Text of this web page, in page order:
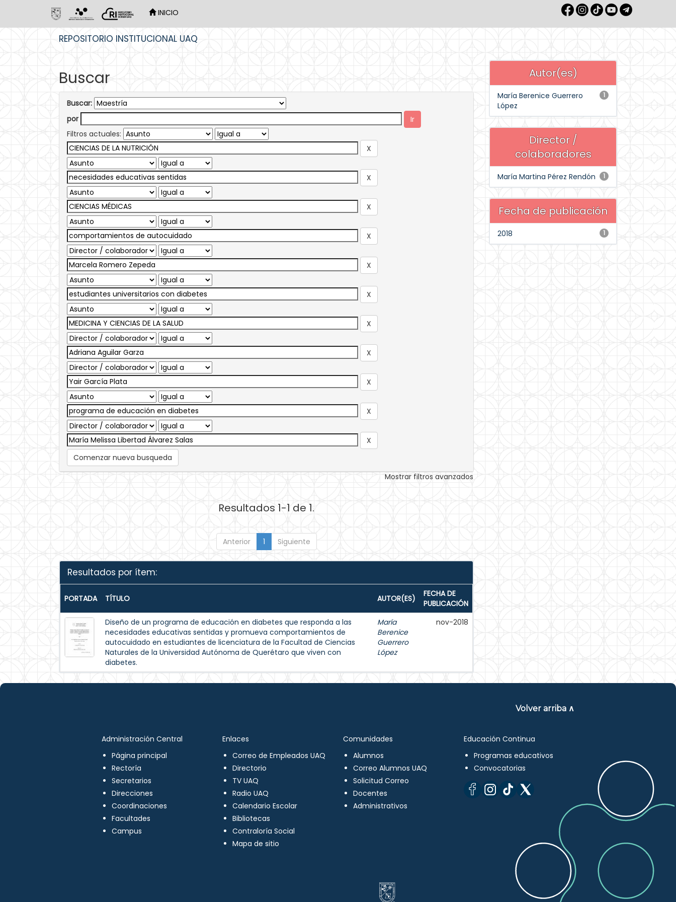
INICIO
REPOSITORIO INSTITUCIONAL UAQ
Buscar
Buscar:
por
Filtros actuales:
Comenzar nueva busqueda
Mostrar filtros avanzados
Resultados 1-1 de 1.
Anterior 1 Siguiente
Resultados por ítem:
PORTADA TÍTULO AUTOR(ES)
FECHA DE
PUBLICACIÓN
Diseño de un programa de educación en diabetes que responda a las
necesidades educativas sentidas y promueva comportamientos de
autocuidado en estudiantes de licenciatura de la Facultad de Ciencias
Naturales de la Universidad Autónoma de Querétaro que viven con
diabetes.
María
Berenice
Guerrero
López
nov-2018
Autor(es)
1
María Berenice Guerrero
López
Director /
colaboradores
1
María Martina Pérez Rendón
Fecha de publicación
1
2018
Volver arriba ∧
Administración Central
Página principal
Rectoría
Secretarios
Direcciones
Coordinaciones
Facultades
Campus
Enlaces
Correo de Empleados UAQ
Directorio
TV UAQ
Radio UAQ
Calendario Escolar
Bibliotecas
Contraloría Social
Mapa de sitio
Comunidades
Alumnos
Correo Alumnos UAQ
Solicitud Correo
Docentes
Administrativos
Educación Continua
Programas educativos
Convocatorias